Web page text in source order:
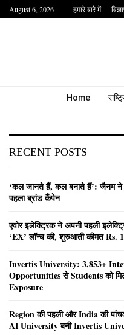
August 6, 2026 हमारे बारे में
Home
RECENT POSTS
‘कल जानते हैं, कल बनाते हैं’: जैनम ने
पहला ब्रांड कैंपेन
एवोर इलेक्ट्रिक ने अपनी पहली
‘EX’ लॉन्च की, शुरुआती कीमत Rs.
Invertis University: 3,853+
Opportunities से Students को
Exposure
Region की पहली और India की
AI University बनी Invertis